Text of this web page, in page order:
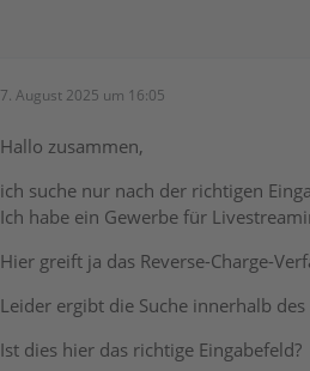
7. August 2025 um 16:05
Hallo zusammen,
ich suche nur nach der richtigen
Ich habe ein Gewerbe für
Hier greift ja das Reverse-Charge-
Leider ergibt die Suche innerhalb
Ist dies hier das richtige Eingabefeld?